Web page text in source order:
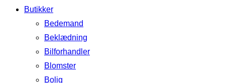
Butikker
Bedemand
Beklædning
Bilforhandler
Blomster
Bolig